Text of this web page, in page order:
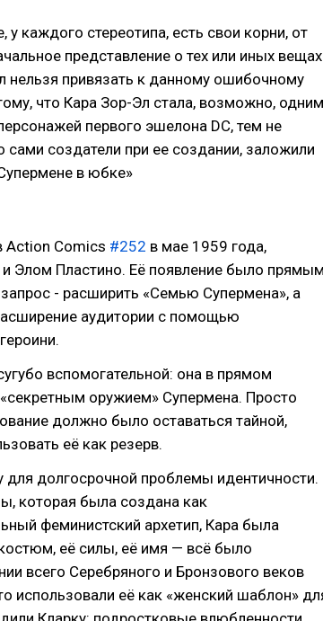
каждого стереотипа, есть свои корни, от
представление о тех или иных
привязать к данному ошибочному
что Кара Зор-Эл стала, возможно, одним
первого эшелона DC, тем не
сами создатели при ее создании, заложили
в юбке»
Action Comics #252 в мае 1959 года,
Элом Пластино. Её появление было
- расширить «Семью Супермена», а
аудитории с помощью
вспомогательной: она в прямом
оружием» Супермена. Просто
должно было оставаться тайной,
её как резерв.
для долгосрочной проблемы идентичности.
которая была создана как
феминистский архетип, Кара была
её силы, её имя — всё было
всего Серебряного и Бронзового веков
использовали её как «женский шаблон»